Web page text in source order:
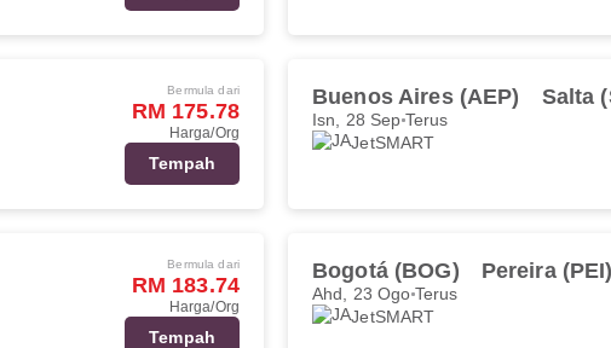
Bermula dari
RM 175.78
Harga/Org
Tempah
Buenos Aires (AEP) Salta
Isn, 28 Sep Terus
JetSMART
Bermula dari
RM 183.74
Harga/Org
Tempah
Bogotá (BOG) Pereira (PEI)
Ahd, 23 Ogo Terus
JetSMART